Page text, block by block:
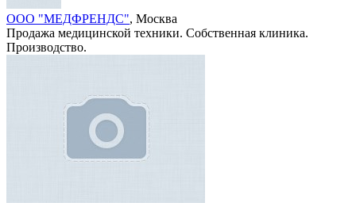
ООО "МЕДФРЕНДС", Москва
Продажа медицинской техники. Собственная клиника.
Производство.